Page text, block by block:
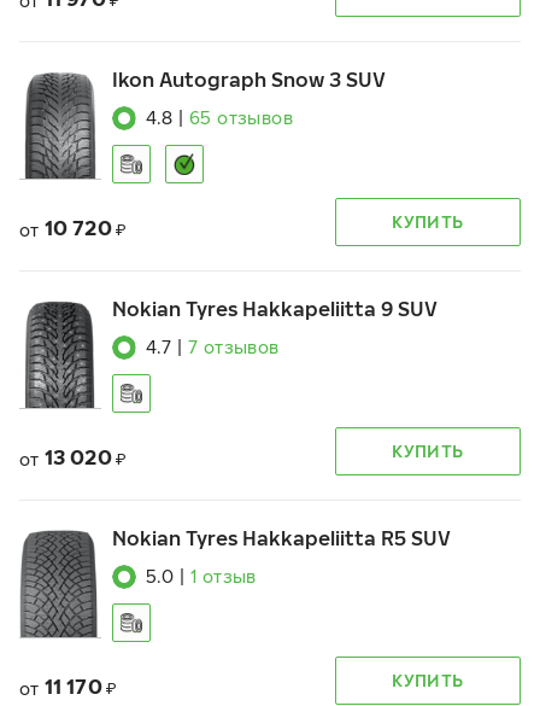
Ikon Autograph Snow 3 SUV
4.8 65 отзывов
от 10 720 ₽ КУПИТЬ
Nokian Tyres Hakkapeliitta 9 SUV
4.7 7 отзывов
от 13 020 ₽ КУПИТЬ
Nokian Tyres Hakkapeliitta R5 SUV
5.0 1 отзыв
от 11 170 ₽ КУПИТЬ